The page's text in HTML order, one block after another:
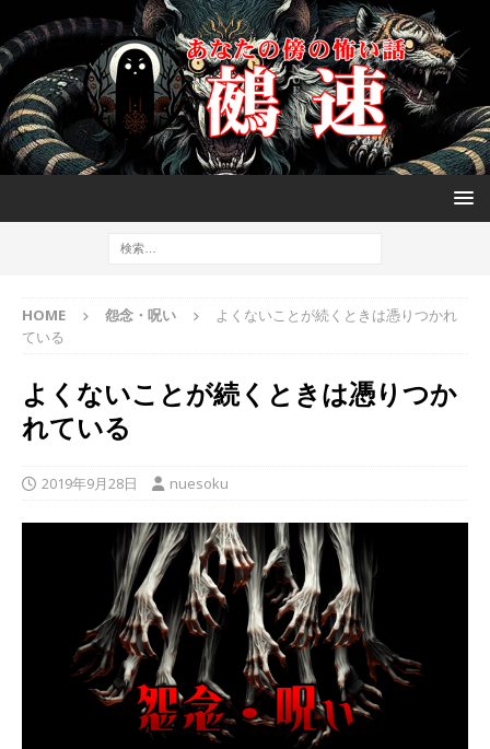
HOME 怨念・呪い
よくないことが続くときは憑りつかれ
ている
よくないことが続くときは憑りつか
れている
2019年9月28日 nuesoku